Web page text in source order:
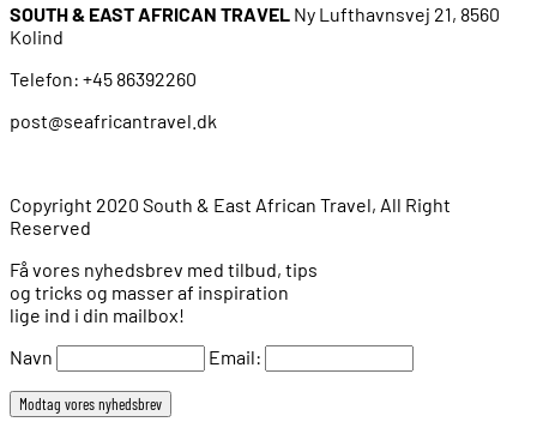
SOUTH & EAST AFRICAN TRAVEL Ny Lufthavnsvej 21, 8560
Kolind
Telefon: +45 86392260
post@seafricantravel.dk
Copyright 2020 South & East African Travel, All Right
Reserved
Få vores nyhedsbrev med tilbud, tips
og tricks og masser af inspiration
lige ind i din mailbox!
Navn
Email: